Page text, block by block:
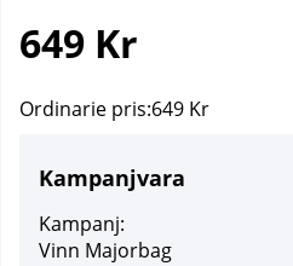
649 Kr
Ordinarie pris:649 Kr
Kampanjvara
Kampanj:
Vinn Majorbag